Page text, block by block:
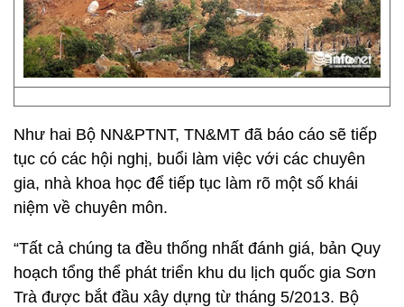
Như hai Bộ NN&PTNT, TN&MT đã báo cáo sẽ tiếp
tục có các hội nghị, buổi làm việc với các chuyên
gia, nhà khoa học để tiếp tục làm rõ một số khái
niệm về chuyên môn.
“Tất cả chúng ta đều thống nhất đánh giá, bản Quy
hoạch tổng thể phát triển khu du lịch quốc gia Sơn
Trà được bắt đầu xây dựng từ tháng 5/2013. Bộ